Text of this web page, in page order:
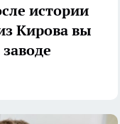
истории
Кирова вы